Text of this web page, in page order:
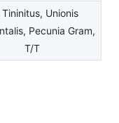
Tininitus, Unionis
Pecunia Gram,
T/T